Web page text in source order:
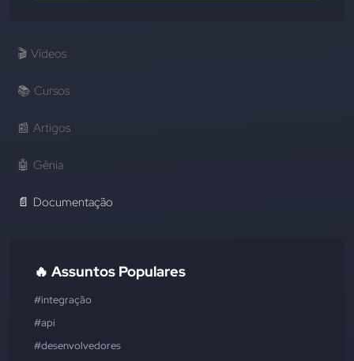
🎬 Vídeos
📚 Cursos
📰 Artigos
🤖 Gênia
📄 Documentação
🔥 Assuntos Populares
#integração
#api
#desenvolvedores